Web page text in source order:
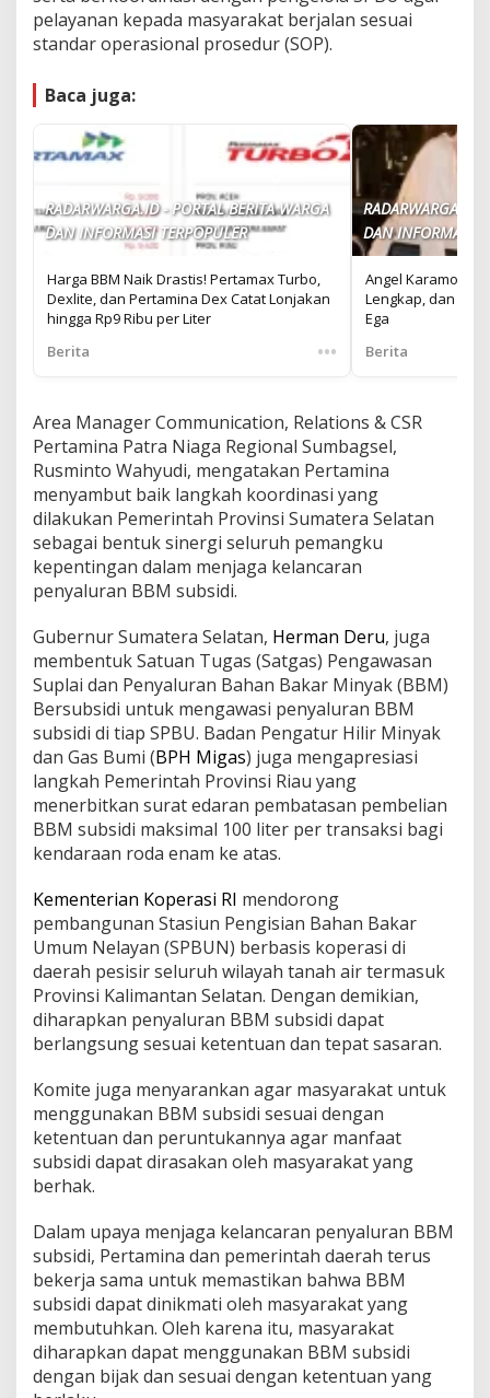
pelayanan kepada masyarakat berjalan sesuai
standar operasional prosedur (SOP).
Baca juga:
RADARWARGA.ID - PORTAL BERITA WARGA
DAN INFORMASI TERPOPULER
Harga BBM Naik Drastis! Pertamax Turbo,
Dexlite, dan Pertamina Dex Catat Lonjakan
hingga Rp9 Ribu per Liter
Berita
•••
RADARWARGA.ID
DAN INFORMASI
Angel Karamoy
Lengkap, dan
Ega
Berita
Area Manager Communication, Relations & CSR
Pertamina Patra Niaga Regional Sumbagsel,
Rusminto Wahyudi, mengatakan Pertamina
menyambut baik langkah koordinasi yang
dilakukan Pemerintah Provinsi Sumatera Selatan
sebagai bentuk sinergi seluruh pemangku
kepentingan dalam menjaga kelancaran
penyaluran BBM subsidi.
Gubernur Sumatera Selatan, Herman Deru, juga
membentuk Satuan Tugas (Satgas) Pengawasan
Suplai dan Penyaluran Bahan Bakar Minyak (BBM)
Bersubsidi untuk mengawasi penyaluran BBM
subsidi di tiap SPBU. Badan Pengatur Hilir Minyak
dan Gas Bumi (BPH Migas) juga mengapresiasi
langkah Pemerintah Provinsi Riau yang
menerbitkan surat edaran pembatasan pembelian
BBM subsidi maksimal 100 liter per transaksi bagi
kendaraan roda enam ke atas.
Kementerian Koperasi RI mendorong
pembangunan Stasiun Pengisian Bahan Bakar
Umum Nelayan (SPBUN) berbasis koperasi di
daerah pesisir seluruh wilayah tanah air termasuk
Provinsi Kalimantan Selatan. Dengan demikian,
diharapkan penyaluran BBM subsidi dapat
berlangsung sesuai ketentuan dan tepat sasaran.
Komite juga menyarankan agar masyarakat untuk
menggunakan BBM subsidi sesuai dengan
ketentuan dan peruntukannya agar manfaat
subsidi dapat dirasakan oleh masyarakat yang
berhak.
Dalam upaya menjaga kelancaran penyaluran BBM
subsidi, Pertamina dan pemerintah daerah terus
bekerja sama untuk memastikan bahwa BBM
subsidi dapat dinikmati oleh masyarakat yang
membutuhkan. Oleh karena itu, masyarakat
diharapkan dapat menggunakan BBM subsidi
dengan bijak dan sesuai dengan ketentuan yang